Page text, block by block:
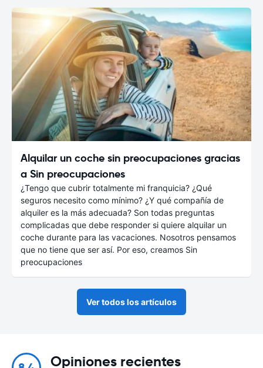
Alquilar un coche sin preocupaciones gracias
a Sin preocupaciones
¿Tengo que cubrir totalmente mi franquicia? ¿Qué
seguros necesito como mínimo? ¿Y qué compañía de
alquiler es la más adecuada? Son todas preguntas
complicadas que debe responder si quiere alquilar un
coche durante para las vacaciones. Nosotros pensamos
que no tiene que ser así. Por eso, creamos Sin
preocupaciones
Ver todos los artículos
Opiniones recientes